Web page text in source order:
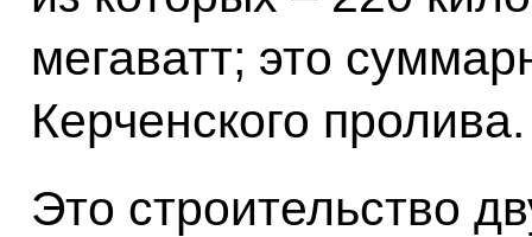
мегаватт; это
Керченского пролива.
Это строительство